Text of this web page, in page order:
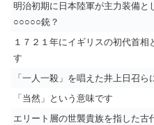
明治初期に日本陸軍が主力装備と
○○○○○銃？
１７２１年にイギリスの初代首相
す
「一人一殺」を唱えた井上日召ら
「当然」という意味です
エリート層の世襲貴族を指した古